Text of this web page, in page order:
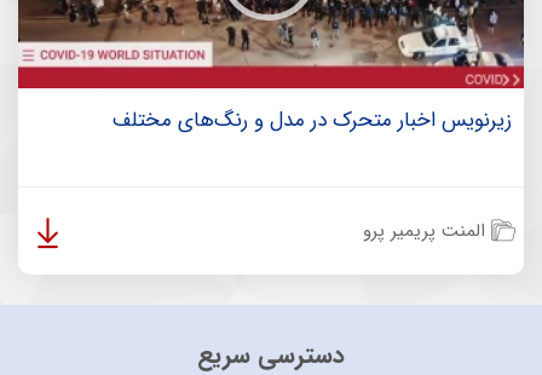
زیرنویس اخبار متحرک در مدل و رنگ‌های مختلف
المنت پریمیر پرو
دسترسی سریع